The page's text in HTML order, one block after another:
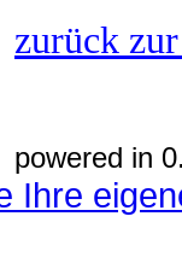
zurück
powered in
Ihre